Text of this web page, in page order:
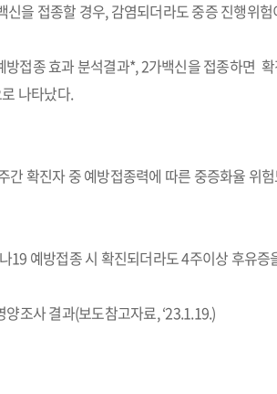
을 접종할 경우, 감염되더라도 중증 진행위
접종 효과 분석결과*, 2가백신을 접종하면
나타났다.
간 확진자 중 예방접종력에 따른 중증화율 위
19 예방접종 시 확진되더라도 4주이상 후유
조사 결과(보도참고자료, ‘23.1.19.)